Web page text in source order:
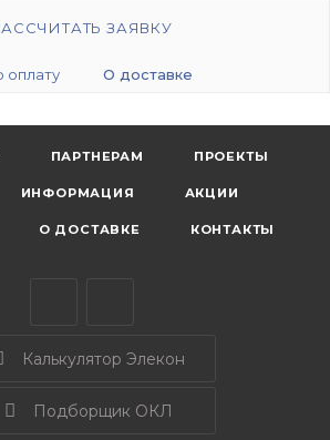
ЗАЯВКУ
оплату О доставке
ПАРТНЕРАМ ПРОЕКТЫ
ИНФОРМАЦИЯ АКЦИИ
О ДОСТАВКЕ КОНТАКТЫ
Калькулятор Элекон
Подборщик ОКЛ